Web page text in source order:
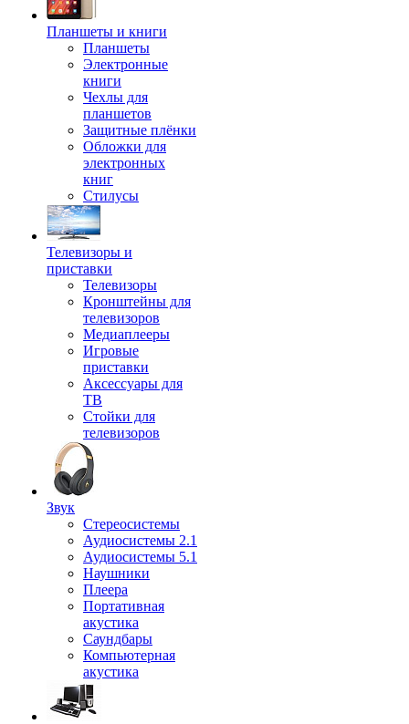
Планшеты и книги
Планшеты
Электронные
книги
Чехлы для
планшетов
Защитные плёнки
Обложки для
электронных
книг
Стилусы
Телевизоры и
приставки
Телевизоры
Кронштейны для
телевизоров
Медиаплееры
Игровые
приставки
Аксессуары для
ТВ
Стойки для
телевизоров
Звук
Стереосистемы
Аудиосистемы 2.1
Аудиосистемы 5.1
Наушники
Плеера
Портативная
акустика
Саундбары
Компьютерная
акустика